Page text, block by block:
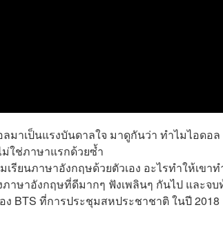
มาเป็นแรงบันดาลใจ มาดูกันว่า ทำไมไอดอล
ใช่ภาษาแรกด้วยซ้ำ
รียนภาษาอังกฤษด้วยตัวเอง อะไรทำให้เขาท
าษาอังกฤษที่ดีมากๆ ฟังเพลินๆ กันไป และจบ
BTS ที่การประชุมสหประชาชาติ ในปี 2018